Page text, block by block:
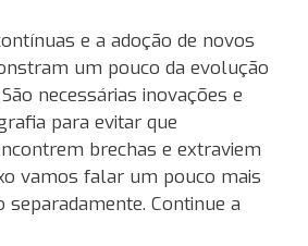
e a adoção de novos
um pouco da evolução
necessárias inovações e
para evitar que
brechas e extraviem
vamos falar um pouco mais
Continue a